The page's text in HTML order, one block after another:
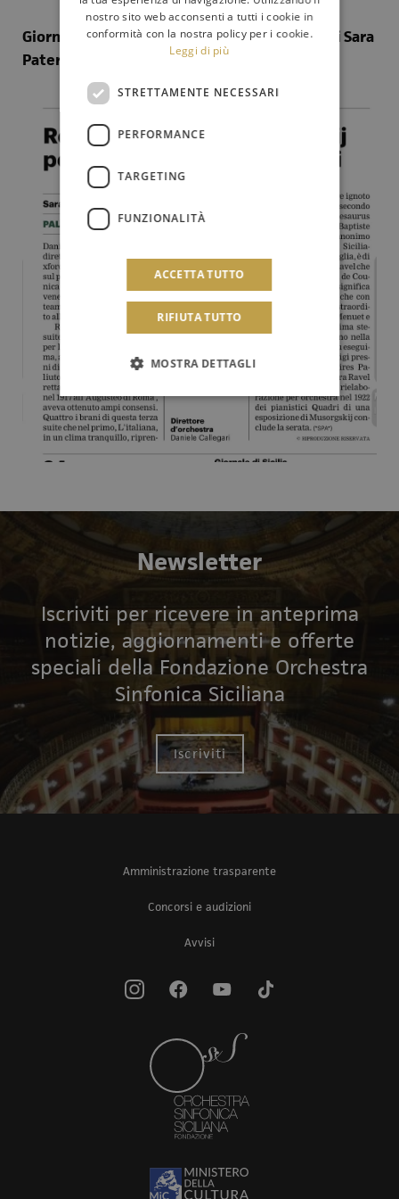
Giornale di Sicilia del 9 aprile 2025 (articolo di Sara
Patera)
Newsletter
Iscriviti per ricevere in anteprima
notizie, aggiornamenti e offerte
speciali della Fondazione Orchestra
Sinfonica Siciliana
Iscriviti
Amministrazione trasparente
Concorsi e audizioni
Avvisi
nostro sito web acconsenti a tutti i cookie in
conformità con la nostra policy per i cookie.
Leggi di più
STRETTAMENTE NECESSARI
PERFORMANCE
TARGETING
FUNZIONALITÀ
ACCETTA TUTTO
RIFIUTA TUTTO
MOSTRA DETTAGLI